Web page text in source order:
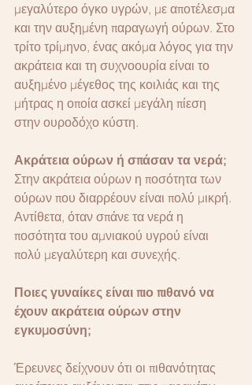
μεγαλύτερο όγκο υγρών, με αποτέλεσμα
και την αυξημένη παραγωγή ούρων. Στο
τρίτο τρίμηνο, ένας ακόμα λόγος για την
ακράτεια και τη συχνοουρία είναι το
αυξημένο μέγεθος της κοιλιάς και της
μήτρας η οποία ασκεί μεγάλη πίεση
στην ουροδόχο κύστη.
Ακράτεια ούρων ή σπάσαν τα νερά;
Στην ακράτεια ούρων η ποσότητα των
ούρων που διαρρέουν είναι πολύ μικρή.
Αντίθετα, όταν σπάνε τα νερά η
ποσότητα του αμνιακού υγρού είναι
πολύ μεγαλύτερη και συνεχής.
Ποιες γυναίκες είναι πιο πιθανό να
έχουν ακράτεια ούρων στην
εγκυμοσύνη;
Έρευνες δείχνουν ότι οι πιθανότητας